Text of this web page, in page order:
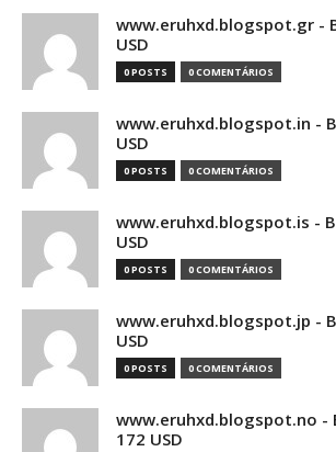
www.eruhxd.blogspot.gr -
USD
0 POSTS 0 COMENTÁRIOS
www.eruhxd.blogspot.in -
USD
0 POSTS 0 COMENTÁRIOS
www.eruhxd.blogspot.is -
USD
0 POSTS 0 COMENTÁRIOS
www.eruhxd.blogspot.jp -
USD
0 POSTS 0 COMENTÁRIOS
www.eruhxd.blogspot.no -
172 USD